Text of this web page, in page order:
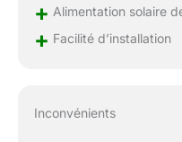
+ Alimentation solaire
+ Facilité d’installation
Inconvénients